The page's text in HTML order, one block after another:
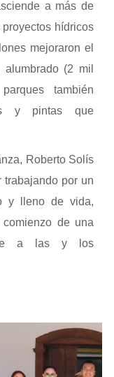
a más de
hídricos
mejoraron el
(2 mil
también
y pintas que
Roberto Solís
trabajando por un
y lleno de vida,
de una
a las y los